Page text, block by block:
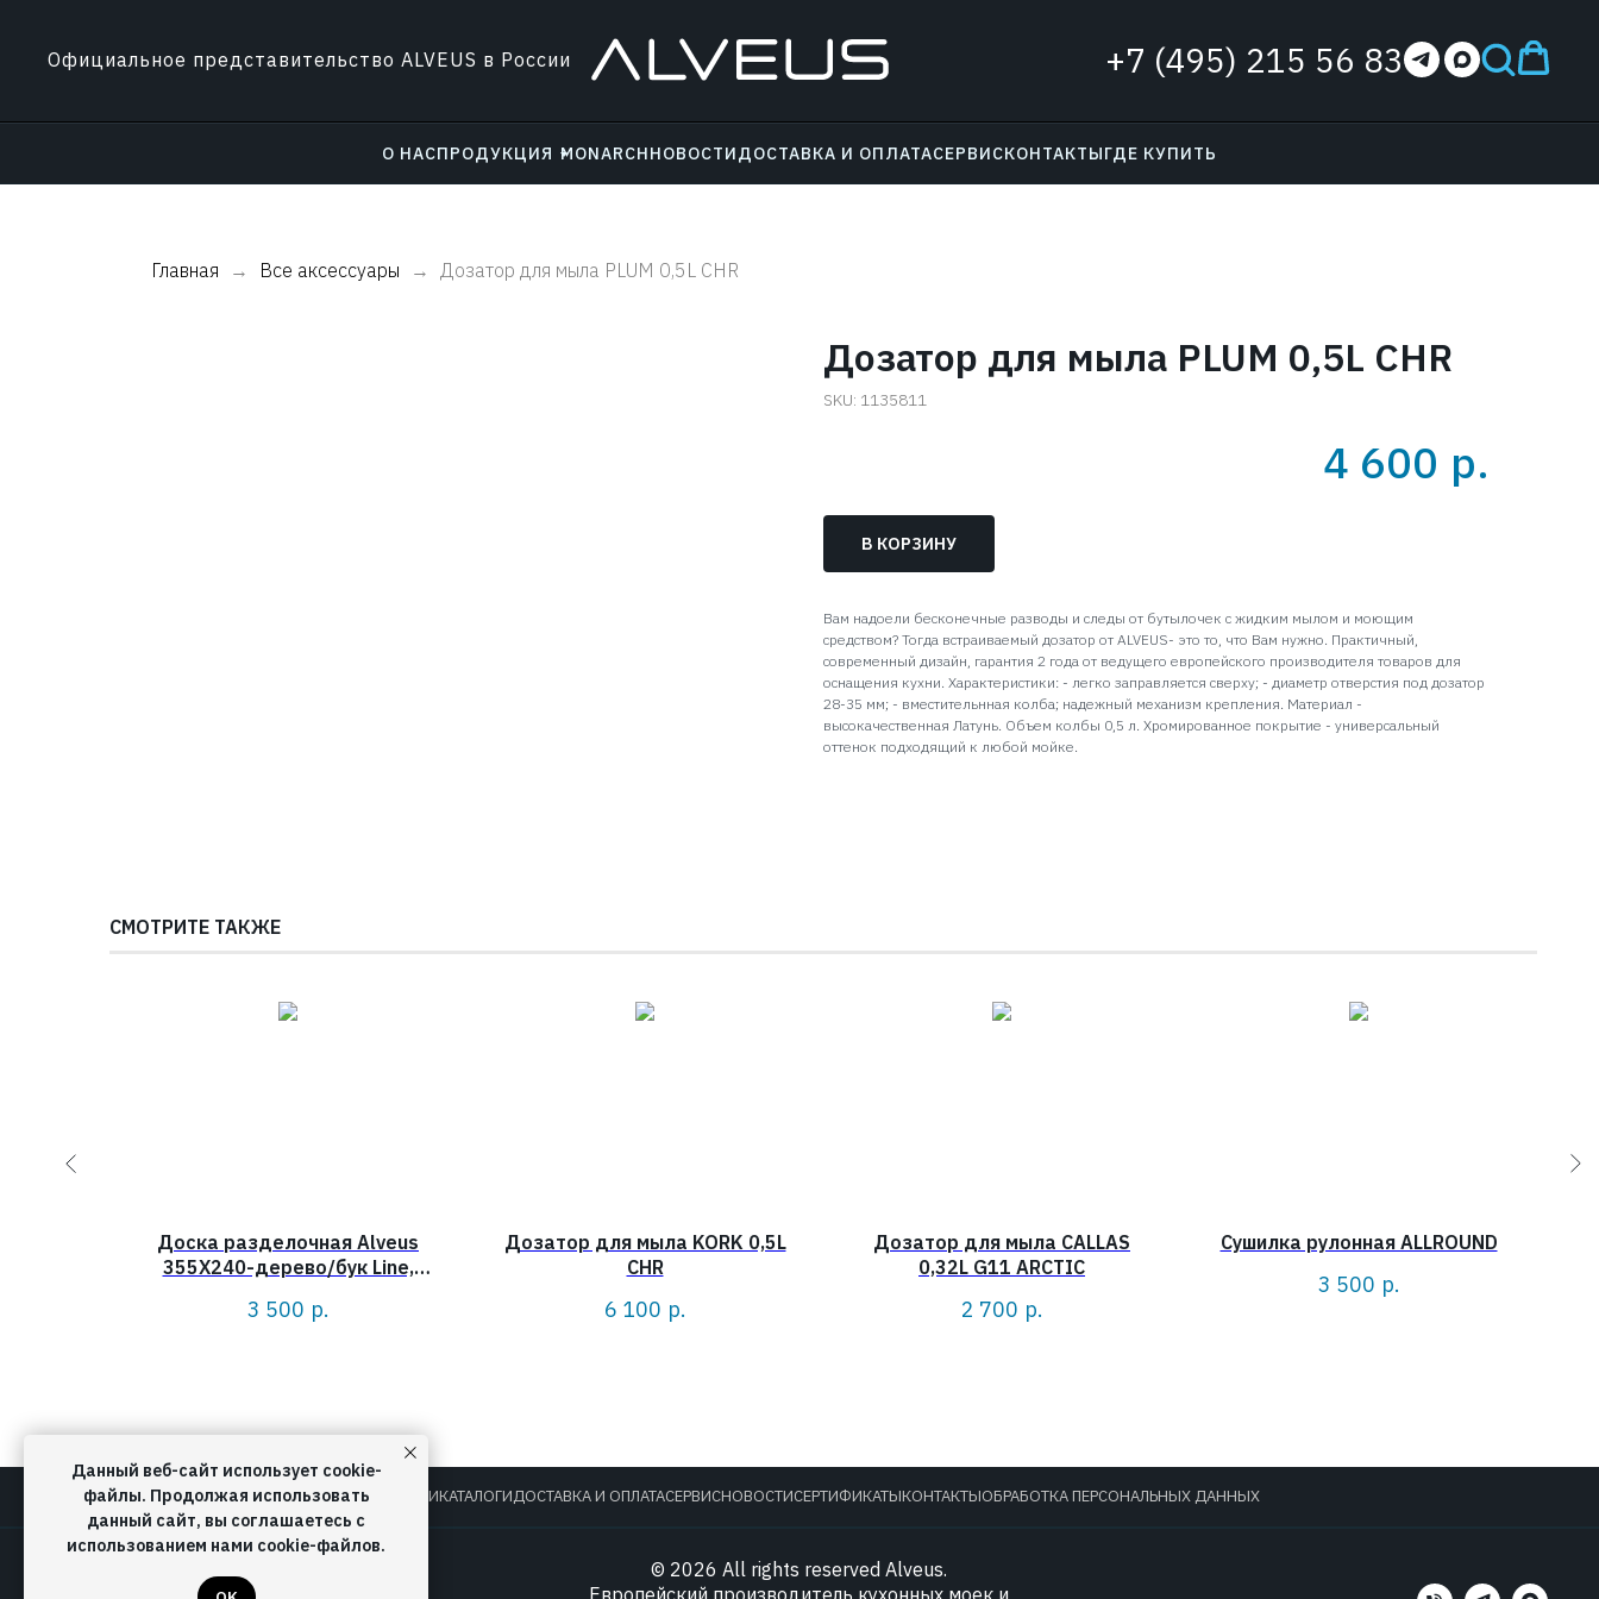
Официальное представительство ALVEUS в России +7 (495) 215 56 83
О НАСПРОДУКЦИЯ MONARCHНОВОСТИДОСТАВКА И ОПЛАТАСЕРВИСКОНТАКТЫГДЕ КУПИТЬ
Главная Все аксессуары Дозатор для мыла PLUM 0,5L CHR
Дозатор для мыла PLUM 0,5L CHR
SKU: 1135811
4 600 р.
В КОРЗИНУ
Вам надоели бесконечные разводы и следы от бутылочек с жидким мылом и моющим
средством? Тогда встраиваемый дозатор от ALVEUS- это то, что Вам нужно. Практичный,
современный дизайн, гарантия 2 года от ведущего европейского производителя товаров для
оснащения кухни. Характеристики: - легко заправляется сверху; - диаметр отверстия под дозатор
28-35 мм; - вместительнная колба; надежный механизм крепления. Материал -
высокачественная Латунь. Объем колбы 0,5 л. Хромированное покрытие - универсальный
оттенок подходящий к любой мойке.
СМОТРИТЕ ТАКЖЕ
Доска разделочная Alveus
355X240-дерево/бук Line,
3 500 р.
Дозатор для мыла KORK 0,5L
CHR
6 100 р.
Дозатор для мыла CALLAS
0,32L G11 ARCTIC
2 700 р.
Сушилка рулонная ALLROUND
3 500 р.
О КОМПАНИИКАТАЛОГИДОСТАВКА И ОПЛАТАСЕРВИСНОВОСТИСЕРТИФИКАТЫКОНТАКТЫОБРАБОТКА ПЕРСОНАЛЬНЫХ ДАННЫХ
© 2026 All rights reserved Alveus.
Европейский производитель кухонных моек и
Данный веб-сайт использует cookie-
файлы. Продолжая использовать
данный сайт, вы соглашаетесь с
использованием нами cookie-файлов.